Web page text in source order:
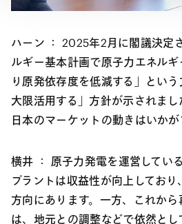
ハーン ： 2025年2月に閣議決定
ルギー基本計画で原子力エネル
り原発依存度を低減する」とい
大限活用する」方針が示されま
日本のマーケットの動きはいかが
横井 ： 原子力発電を運営してい
プラントは収益性が向上しており
方向にあります。一方、これか
は、地元との調整などで依然とし